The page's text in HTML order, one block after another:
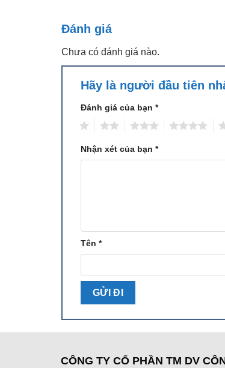
Đánh giá
Chưa có đánh giá nào.
Hãy là người đầu tiên
Đánh giá của bạn *
Nhận xét của bạn *
Tên *
CÔNG TY CỔ PHẦN TM DV